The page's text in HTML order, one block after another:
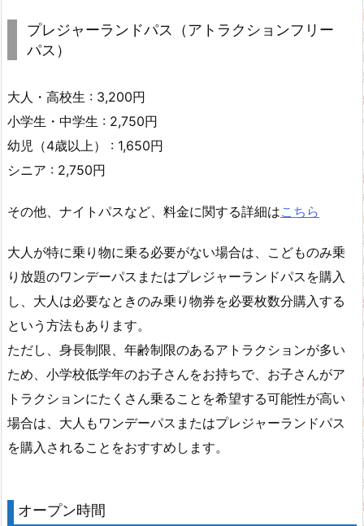
プレジャーランドパス（アトラクションフリー
パス）
大人・高校生 : 3,200円
小学生・中学生 : 2,750円
幼児（4歳以上） : 1,650円
シニア : 2,750円
その他、ナイトパスなど、料金に関する詳細はこちら
大人が特に乗り物に乗る必要がない場合は、こどものみ乗
り放題のワンデーパスまたはプレジャーランドパスを購入
し、大人は必要なときのみ乗り物券を必要枚数分購入する
という方法もあります。
ただし、身長制限、年齢制限のあるアトラクションが多い
ため、小学校低学年のお子さんをお持ちで、お子さんがア
トラクションにたくさん乗ることを希望する可能性が高い
場合は、大人もワンデーパスまたはプレジャーランドパス
を購入されることをおすすめします。
オープン時間